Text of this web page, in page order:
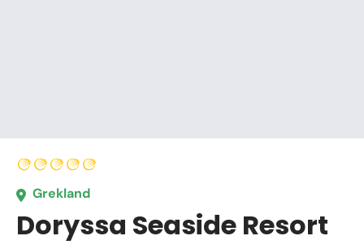
Grekland
Doryssa Seaside Resort